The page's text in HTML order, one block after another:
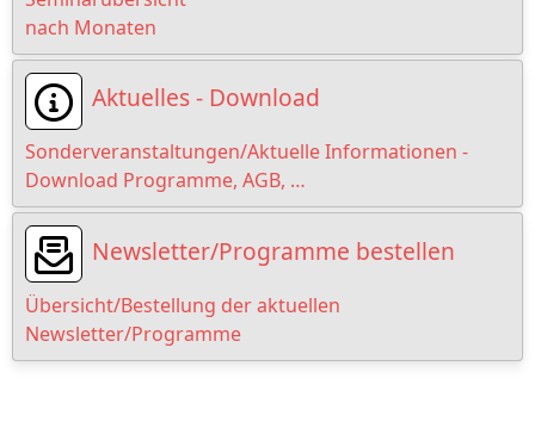
Loading
Loading
nach Monaten
Aktuelles - Download
Sonderveranstaltungen/Aktuelle Informationen -
Download Programme, AGB, …
Newsletter/Programme bestellen
Übersicht/Bestellung der aktuellen
Newsletter/Programme